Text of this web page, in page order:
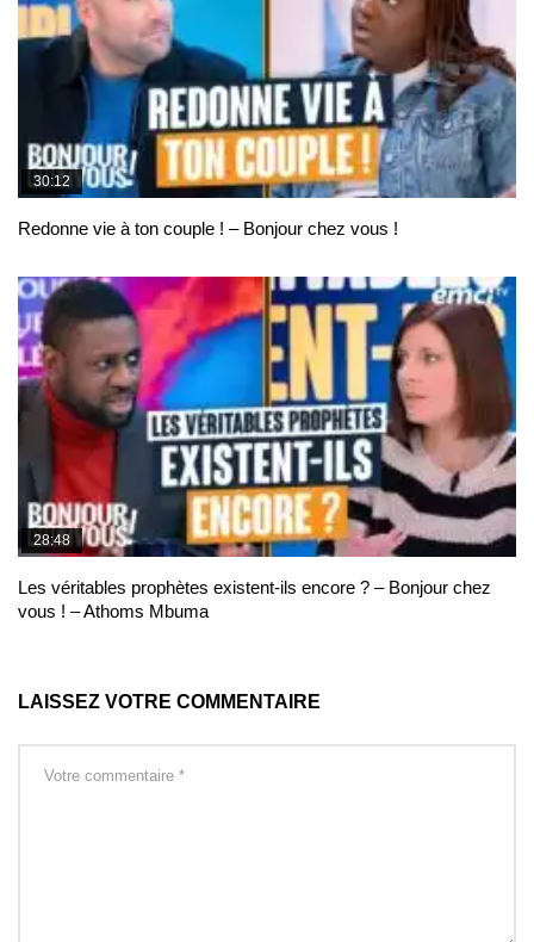
30:12
Redonne vie à ton couple ! – Bonjour chez vous !
28:48
Les véritables prophètes existent-ils encore ? – Bonjour chez
vous ! – Athoms Mbuma
LAISSEZ VOTRE COMMENTAIRE